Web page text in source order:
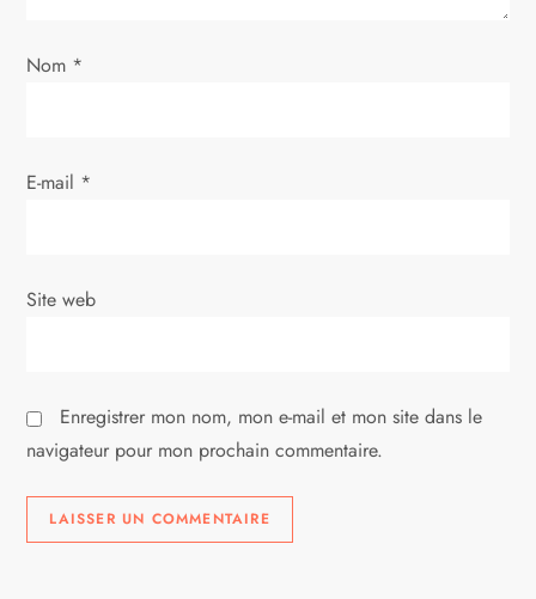
’
r
e
Nom *
E-mail *
Site web
Enregistrer mon nom, mon e-mail et mon site dans le
navigateur pour mon prochain commentaire.